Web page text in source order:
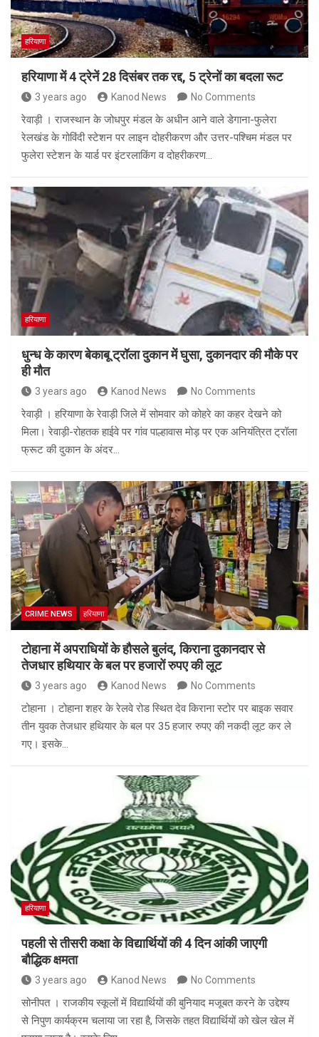
हरियाणा
हरियाणा में 4 ट्रेनें 28 दिसंबर तक रद्द, 5 ट्रेनों का बदला रूट
3 years ago Kanod News No Comments
रेवाड़ी । राजस्थान के जोधपुर मंडल के अधीन आने वाले डेगाना-फुलेरा
रेलखंड के गोविंदी स्टेशन पर लाइन दोहरीकरण और उत्तर-पश्चिम मंडल पर
फुलेरा स्टेशन के यार्ड पर इंटरलाकिंग व दोहरीकरण…
हरियाणा
धुन्ध के कारण बेकाबू ट्रॉला दुकान में घुसा, दुकानदार की मौके पर
ही मौत
3 years ago Kanod News No Comments
रेवाड़ी । हरियाणा के रेवाड़ी जिले में सोमवार को कोहरे का कहर देखने को
मिला। रेवाड़ी-रोहतक हाईवे पर गांव पाल्हावास मोड़ पर एक अनियंत्रित ट्रॉला
फ्रूट की दुकान के अंदर…
CRIME NEWS हरियाणा
टोहाना में अपराधियों के हौसले बुलंद, किराना दुकानदार से
तेजधार हथियार के बल पर हजारों रुपए की लूट
3 years ago Kanod News No Comments
टोहाना । टोहाना शहर के रेलवे रोड स्थित देव किराना स्टोर पर बाइक सवार
तीन युवक तेजधार हथियार के बल पर 35 हजार रुपए की नकदी लूट कर ले
गए। इसके…
हरियाणा
पहली से तीसरी कक्षा के विद्यार्थियों की 4 दिन आंकी जाएगी
बौद्धिक क्षमता
3 years ago Kanod News No Comments
सोनीपत । राजकीय स्कूलों में विद्यार्थियों की बुनियाद मजूबत करने के उद्देश्य
से निपुण कार्यक्रम चलाया जा रहा है, जिसके तहत विद्यार्थियों को खेल खेल में